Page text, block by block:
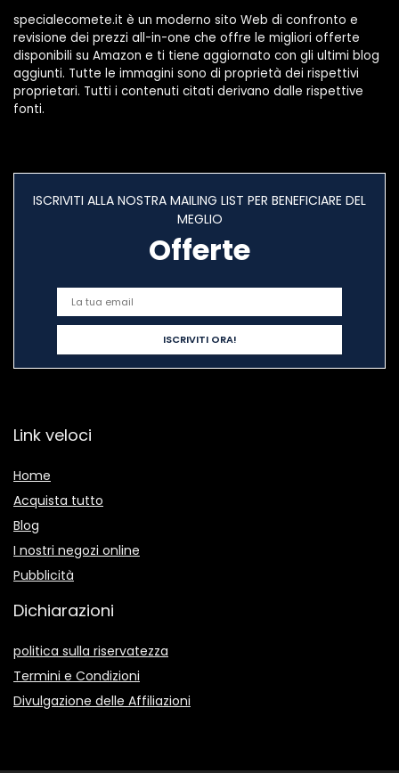
specialecomete.it è un moderno sito Web di confronto e
revisione dei prezzi all-in-one che offre le migliori offerte
disponibili su Amazon e ti tiene aggiornato con gli ultimi blog
aggiunti. Tutte le immagini sono di proprietà dei rispettivi
proprietari. Tutti i contenuti citati derivano dalle rispettive
fonti.
ISCRIVITI ALLA NOSTRA MAILING LIST PER BENEFICIARE DEL
MEGLIO
Offerte
Link veloci
Home
Acquista tutto
Blog
I nostri negozi online
Pubblicità
Dichiarazioni
politica sulla riservatezza
Termini e Condizioni
Divulgazione delle Affiliazioni